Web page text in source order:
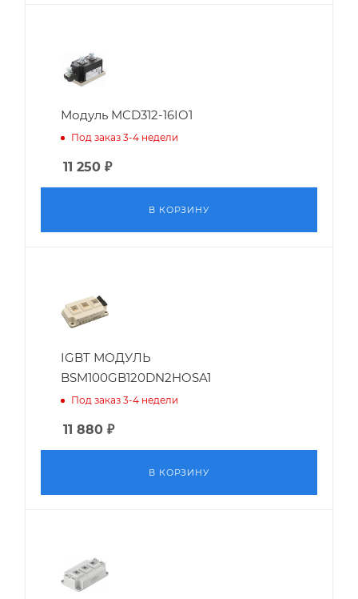
Модуль MCD312-16IO1
Под заказ 3-4 недели
11 250 ₽
В КОРЗИНУ
IGBT МОДУЛЬ
BSM100GB120DN2HOSA1
Под заказ 3-4 недели
11 880 ₽
В КОРЗИНУ